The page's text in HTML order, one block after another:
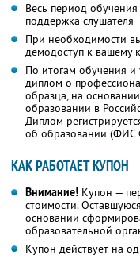
Весь период обучения
поддержка слушателя
При необходимости
демодоступ к вашему
По итогам обучения и
диплом о
образца, на
образовании в
Диплом
об образовании (ФИС
КАК РАБОТАЕТ КУПОН
Внимание! Купон —
стоимости.
основании
образовательной
Купон действует на